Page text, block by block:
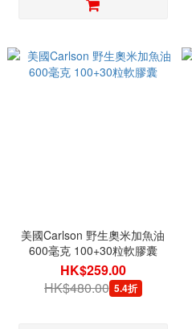
美國Carlson 野生奧米加魚油
600毫克 100+30粒軟膠囊
HK$259.00
HK$480.00 5.4折